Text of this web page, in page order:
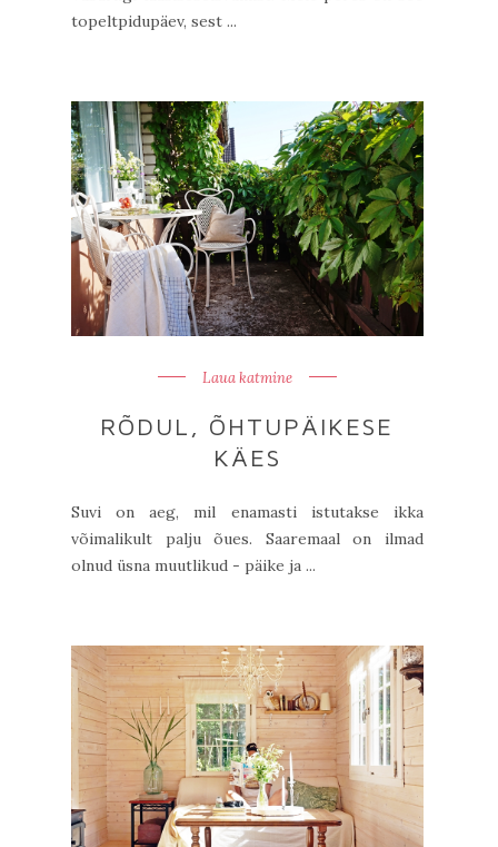
topeltpidupäev, sest ...
Laua katmine
RÕDUL, ÕHTUPÄIKESE
KÄES
Suvi on aeg, mil enamasti istutakse ikka
võimalikult palju õues. Saaremaal on ilmad
olnud üsna muutlikud - päike ja ...